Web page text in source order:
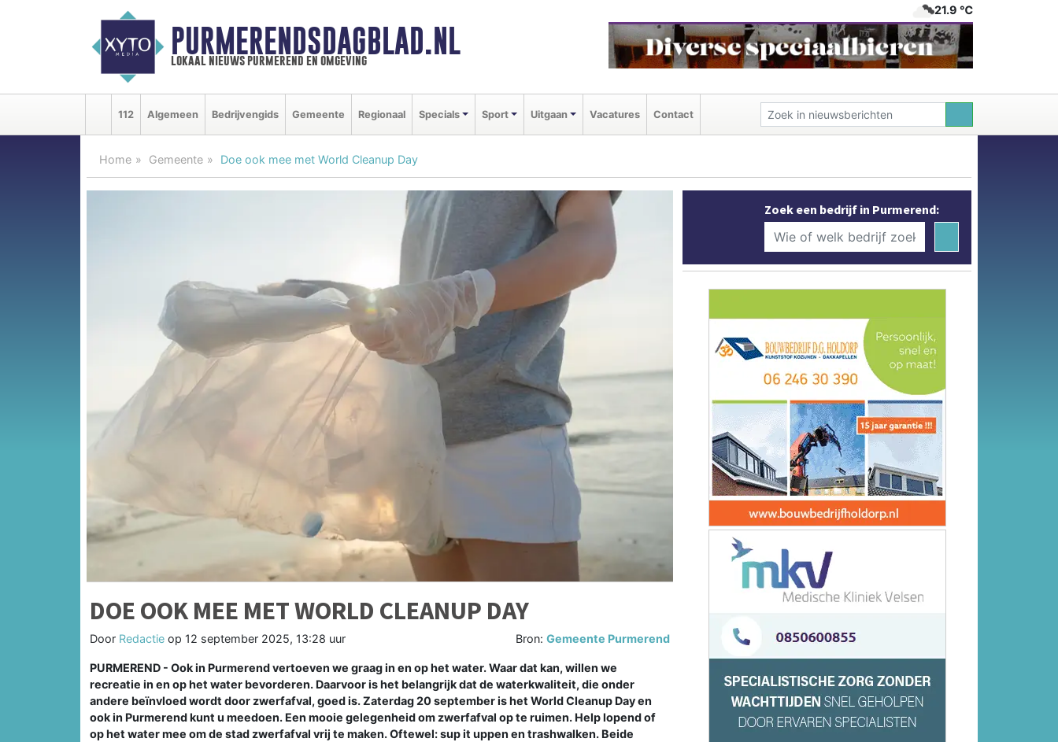
PURMERENDSDAGBLAD.NL
lokaal nieuws purmerend en omgeving
21.9 ℃
112 Algemeen Bedrijvengids Gemeente Regionaal Specials Sport Uitgaan Vacatures Contact
Home Gemeente Doe ook mee met World Cleanup Day
DOE OOK MEE MET WORLD CLEANUP DAY
Door Redactie op 12 september 2025, 13:28 uur Bron:Gemeente Purmerend
PURMEREND - Ook in Purmerend vertoeven we graag in en op het water. Waar dat kan, willen we
recreatie in en op het water bevorderen. Daarvoor is het belangrijk dat de waterkwaliteit, die onder
andere beïnvloed wordt door zwerfafval, goed is. Zaterdag 20 september is het World Cleanup Day en
ook in Purmerend kunt u meedoen. Een mooie gelegenheid om zwerfafval op te ruimen. Help lopend of
op het water mee om de stad zwerfafval vrij te maken. Oftewel: sup it uppen en trashwalken. Beide
Zoek een bedrijf in Purmerend: